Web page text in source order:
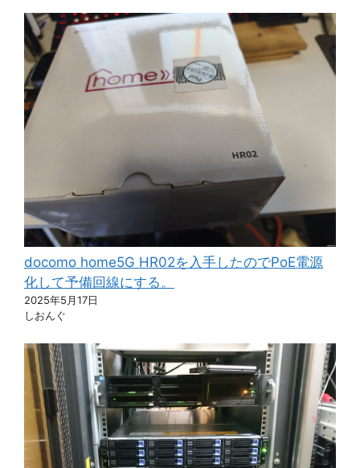
docomo home5G HR02を入手したのでPoE電源
化して予備回線にする。
2025年5月17日
しおんぐ